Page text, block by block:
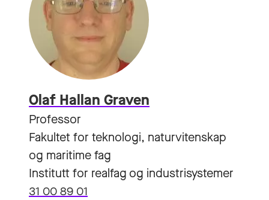
Olaf Hallan Graven
Professor
Fakultet for teknologi, naturvitenskap
og maritime fag
Institutt for realfag og industrisystemer
31 00 89 01